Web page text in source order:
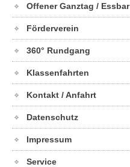
Offener Ganztag / Essbar
Förderverein
360° Rundgang
Klassenfahrten
Kontakt / Anfahrt
Datenschutz
Impressum
Service